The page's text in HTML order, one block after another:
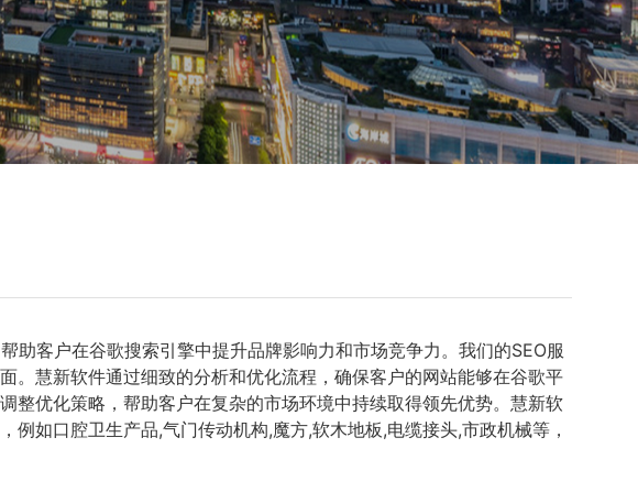
助客户在谷歌搜索引擎中提升品牌影响力和市场竞争力。我们的SEO服
。慧新软件通过细致的分析和优化流程，确保客户的网站能够在谷歌平
整优化策略，帮助客户在复杂的市场环境中持续取得领先优势。慧新软
如口腔卫生产品,气门传动机构,魔方,软木地板,电缆接头,市政机械等，